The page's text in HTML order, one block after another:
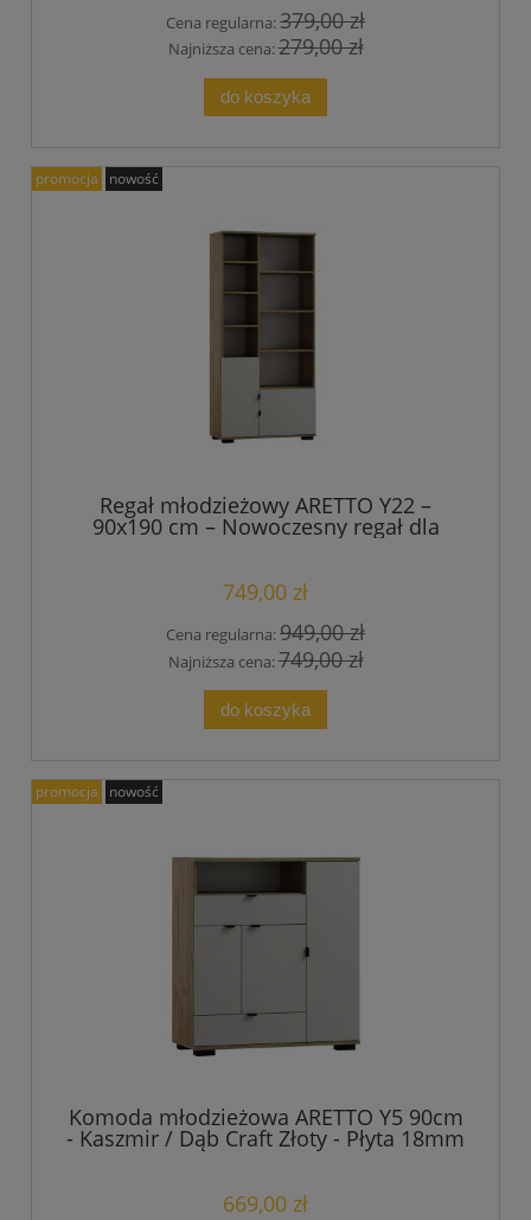
Cena regularna:379,00 zł
Najniższa cena:279,00 zł
do koszyka
Regał młodzieżowy ARETTO Y22 –
90x190 cm – Nowoczesny regał dla
749,00 zł
Cena regularna:949,00 zł
Najniższa cena:749,00 zł
do koszyka
promocja nowość
Komoda młodzieżowa ARETTO Y5 90cm
- Kaszmir / Dąb Craft Złoty - Płyta 18mm
669,00 zł
promocja nowość